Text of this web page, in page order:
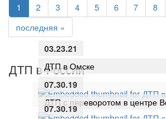
1 2 3 4 5 6 7 8
последняя »
ДТП в России
03.23.21
ДТП в Омске
07.30.19
ДТП с переворотом в центре
07.30.19